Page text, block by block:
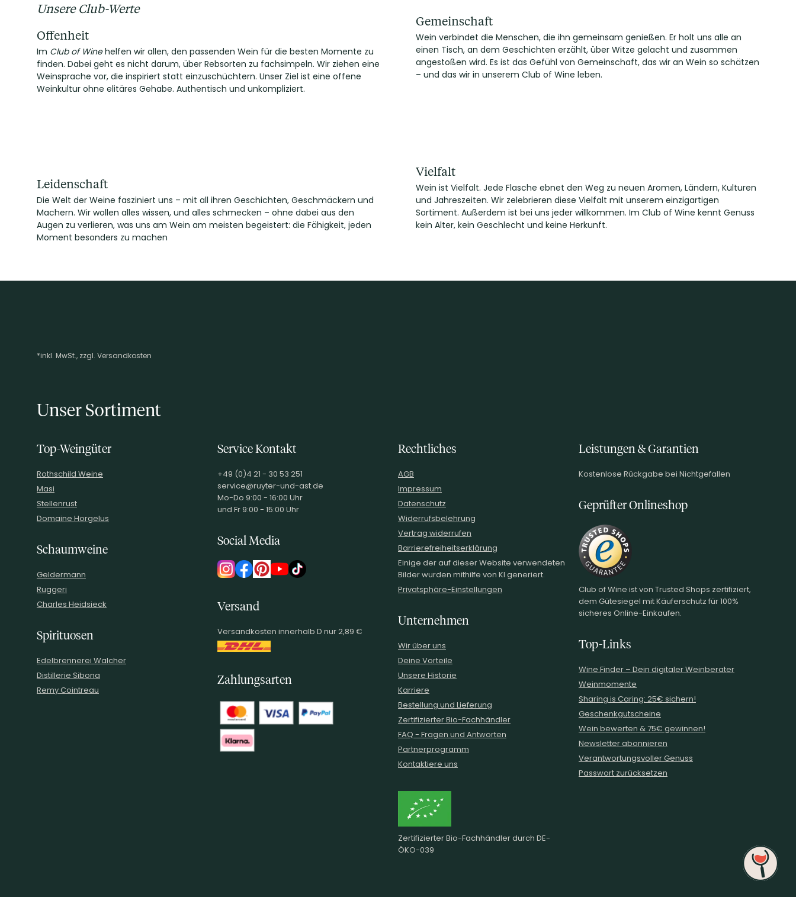
Unsere Club-Werte
Offenheit
Im Club of Winehelfen wir allen, den passenden Wein für die besten Momente zu
finden. Dabei geht es nicht darum, über Rebsorten zu fachsimpeln. Wir ziehen eine
Weinsprache vor, die inspiriert statt einzuschüchtern. Unser Ziel ist eine offene
Weinkultur ohne elitäres Gehabe. Authentisch und unkompliziert.
Gemeinschaft
Wein verbindet die Menschen, die ihn gemeinsam genießen. Er holt uns alle an
einen Tisch, an dem Geschichten erzählt, über Witze gelacht und zusammen
angestoßen wird. Es ist das Gefühl von Gemeinschaft, das wir an Wein so schätzen
– und das wir in unserem Club of Wine leben.
Leidenschaft
Die Welt der Weine fasziniert uns – mit all ihren Geschichten, Geschmäckern und
Machern. Wir wollen alles wissen, und alles schmecken – ohne dabei aus den
Augen zu verlieren, was uns am Wein am meisten begeistert: die Fähigkeit, jeden
Moment besonders zu machen
Vielfalt
Wein ist Vielfalt. Jede Flasche ebnet den Weg zu neuen Aromen, Ländern, Kulturen
und Jahreszeiten. Wir zelebrieren diese Vielfalt mit unserem einzigartigen
Sortiment. Außerdem ist bei uns jeder willkommen. Im Club of Wine kennt Genuss
kein Alter, kein Geschlecht und keine Herkunft.
Footer-Menü
*inkl. MwSt., zzgl. Versandkosten
Unser Sortiment
Top-Weingüter
Rothschild Weine
Masi
Stellenrust
Domaine Horgelus
Schaumweine
Geldermann
Ruggeri
Charles Heidsieck
Spirituosen
Edelbrennerei Walcher
Distillerie Sibona
Remy Cointreau
Service Kontakt
+49 (0)4 21 - 30 53 251
service@ruyter-und-ast.de
Mo-Do 9:00 - 16:00 Uhr
und Fr 9:00 - 15:00 Uhr
Social Media
Versand
Versandkosten innerhalb D nur 2,89 €
Zahlungsarten
Rechtliches
AGB
Impressum
Datenschutz
Widerrufsbelehrung
Vertrag widerrufen
Barrierefreiheitserklärung
Einige der auf dieser Website verwendeten
Bilder wurden mithilfe von KI generiert.
Privatsphäre-Einstellungen
Unternehmen
Wir über uns
Deine Vorteile
Unsere Historie
Karriere
Bestellung und Lieferung
Zertifizierter Bio-Fachhändler
FAQ - Fragen und Antworten
Partnerprogramm
Kontaktiere uns
Zertifizierter Bio-Fachhändler durch DE-
ÖKO-039
Leistungen & Garantien
Kostenlose Rückgabe bei Nichtgefallen
Geprüfter Onlineshop
Club of Wine ist von Trusted Shops zertifiziert,
dem Gütesiegel mit Käuferschutz für 100%
sicheres Online-Einkaufen.
Top-Links
Wine.Finder – Dein digitaler Weinberater
Weinmomente
Sharing is Caring: 25€ sichern!
Geschenkgutscheine
Wein bewerten & 75€ gewinnen!
Newsletter abonnieren
Verantwortungsvoller Genuss
Passwort zurücksetzen